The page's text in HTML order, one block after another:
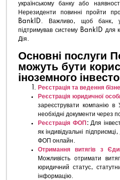
українському банку або
Нерезиденти повинні пройти
BankID. Важливо, щоб банк, у
підтримував систему BankID для
Дія.
Основні послуги
можуть бути
іноземного
Реєстрація та ведення
Реєстрація юридичної
зареєструвати компанію в
необхідні документи через
Реєстрація ФОП :Для
як індивідуальні
ФОП онлайн.
Отримання витягів з
Можливість отримати
юридичний статус,
інформацію.